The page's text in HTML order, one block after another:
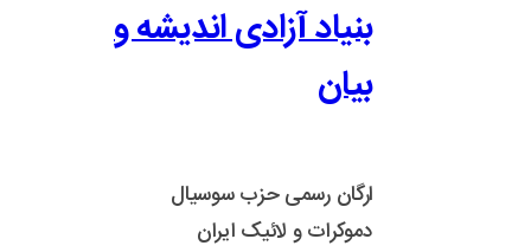
بنیاد آزادی اندیشه و
بیان
ارگان رسمی حزب سوسیال
دموکرات و لائیک ایران